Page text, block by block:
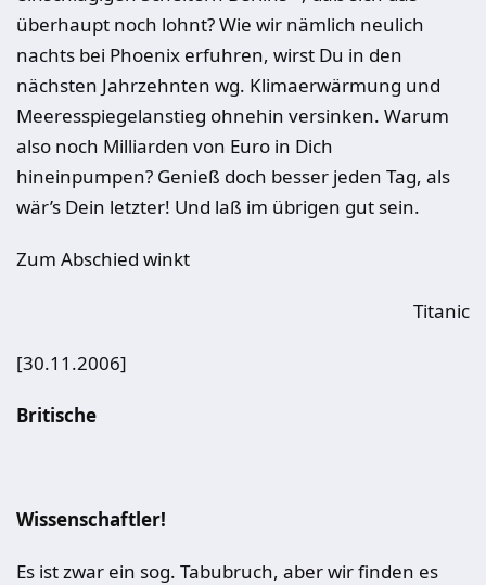
überhaupt noch lohnt? Wie wir nämlich neulich
nachts bei Phoenix erfuhren, wirst Du in den
nächsten Jahrzehnten wg. Klimaerwärmung und
Meeresspiegelanstieg ohnehin versinken. Warum
also noch Milliarden von Euro in Dich
hineinpumpen? Genieß doch besser jeden Tag, als
wär’s Dein letzter! Und laß im übrigen gut sein.
Zum Abschied winkt
Titanic
[30.11.2006]
Britische
Wissenschaftler!
Es ist zwar ein sog. Tabubruch, aber wir finden es